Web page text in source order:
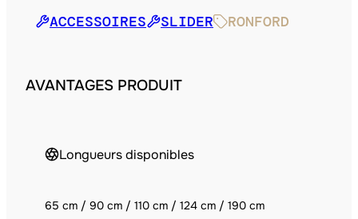
ACCESSOIRES SLIDER RONFORD
AVANTAGES PRODUIT
Longueurs disponibles
65 cm / 90 cm / 110 cm / 124 cm / 190 cm